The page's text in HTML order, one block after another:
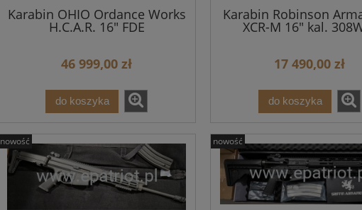
Karabin OHIO Ordance Works
H.C.A.R. 16" FDE
46 999,00 zł
do koszyka
Karabin Robinson
XCR-M 16" kal.
17 490,00 zł
do koszyka
nowość nowość